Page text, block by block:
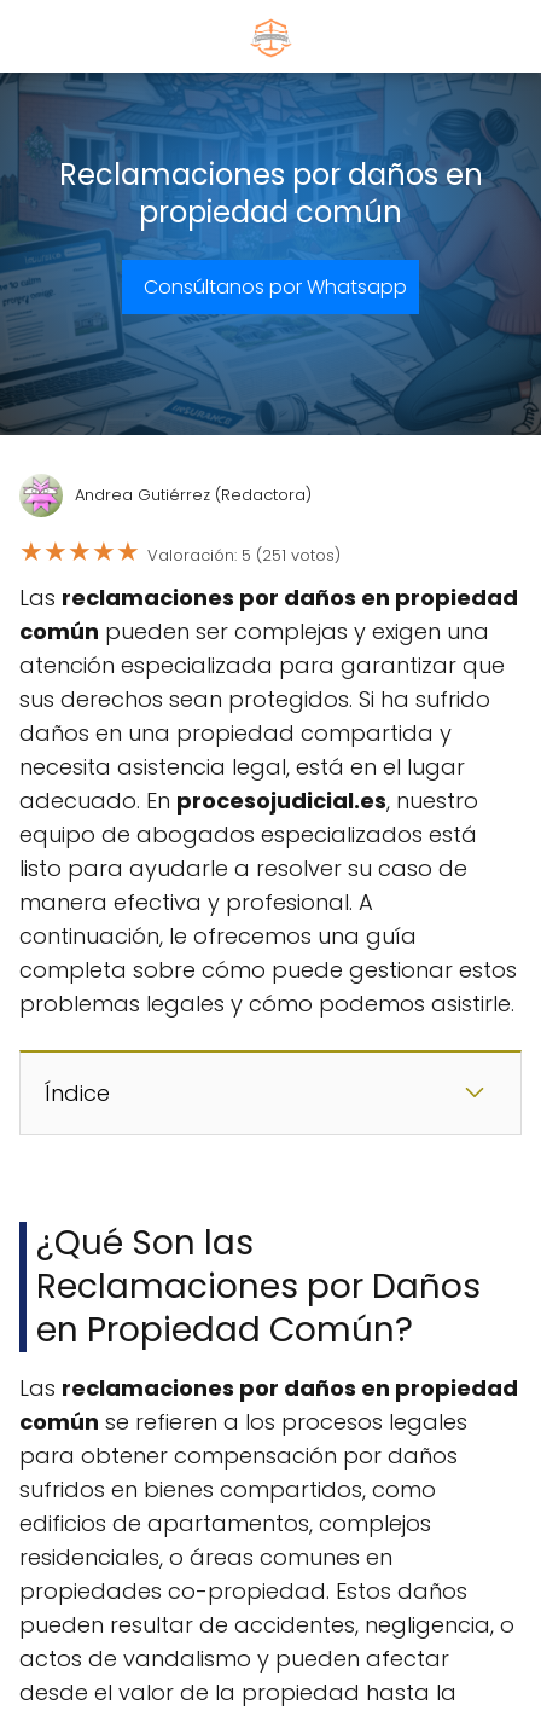
Reclamaciones por daños en
propiedad común
Consúltanos por Whatsapp
Andrea Gutiérrez (Redactora)
★★★★★ Valoración: 5 (251 votos)
Las reclamaciones por daños en propiedad
común pueden ser complejas y exigen una
atención especializada para garantizar que
sus derechos sean protegidos. Si ha sufrido
daños en una propiedad compartida y
necesita asistencia legal, está en el lugar
adecuado. En procesojudicial.es, nuestro
equipo de abogados especializados está
listo para ayudarle a resolver su caso de
manera efectiva y profesional. A
continuación, le ofrecemos una guía
completa sobre cómo puede gestionar estos
problemas legales y cómo podemos asistirle.
Índice
¿Qué Son las
Reclamaciones por Daños
en Propiedad Común?
Las reclamaciones por daños en propiedad
común se refieren a los procesos legales
para obtener compensación por daños
sufridos en bienes compartidos, como
edificios de apartamentos, complejos
residenciales, o áreas comunes en
propiedades co-propiedad. Estos daños
pueden resultar de accidentes, negligencia, o
actos de vandalismo y pueden afectar
desde el valor de la propiedad hasta la